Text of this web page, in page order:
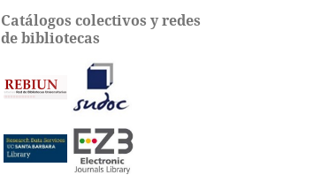
Catálogos colectivos y redes
de bibliotecas